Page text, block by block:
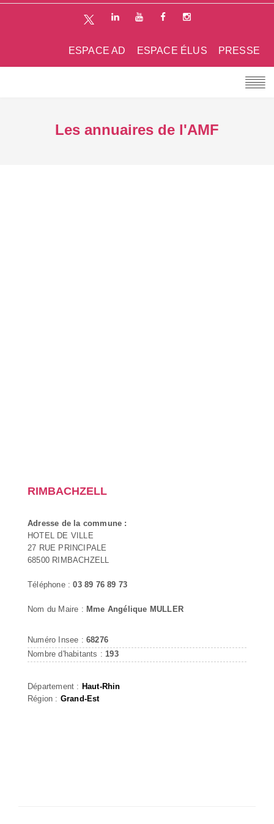
PRESSE
ESPACE ÉLUS
ESPACE AD
Les annuaires de l'AMF
RIMBACHZELL
Adresse de la commune :
HOTEL DE VILLE
27 RUE PRINCIPALE
68500 RIMBACHZELL
Téléphone :03 89 76 89 73
Nom du Maire : Mme Angélique MULLER
Numéro Insee : 68276
Nombre d'habitants : 193
Département : Haut-Rhin
Région : Grand-Est